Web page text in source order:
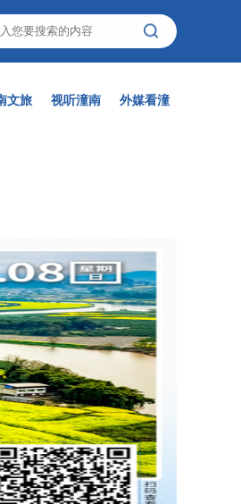
文旅 视听潼南 外媒看潼